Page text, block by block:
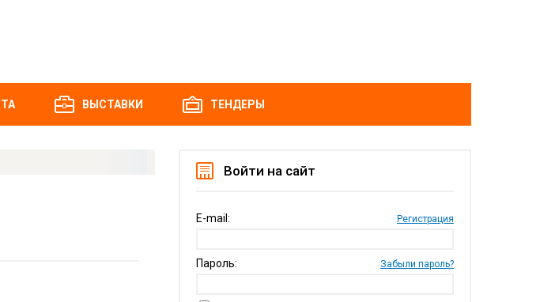
ВЫСТАВКИ ТЕНДЕРЫ
Войти на сайт
E-mail: Регистрация
Пароль: Забыли пароль?